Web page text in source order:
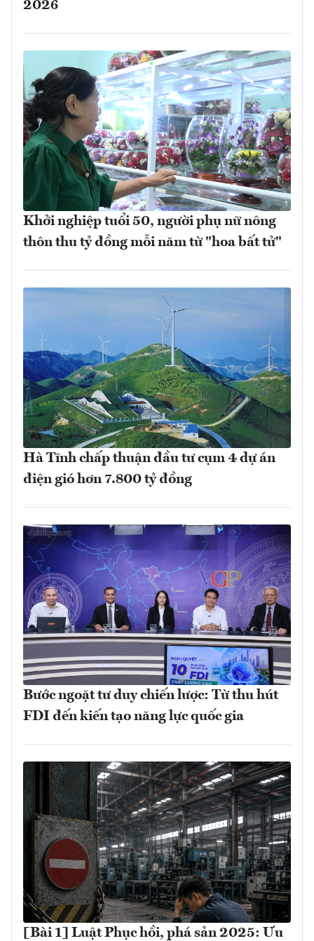
2026
Khởi nghiệp tuổi 50, người phụ nữ nông
thôn thu tỷ đồng mỗi năm từ "hoa bất tử"
Hà Tĩnh chấp thuận đầu tư cụm 4 dự án
điện gió hơn 7.800 tỷ đồng
Bước ngoặt tư duy chiến lược: Từ thu hút
FDI đến kiến tạo năng lực quốc gia
[Bài 1] Luật Phục hồi, phá sản 2025: Ưu